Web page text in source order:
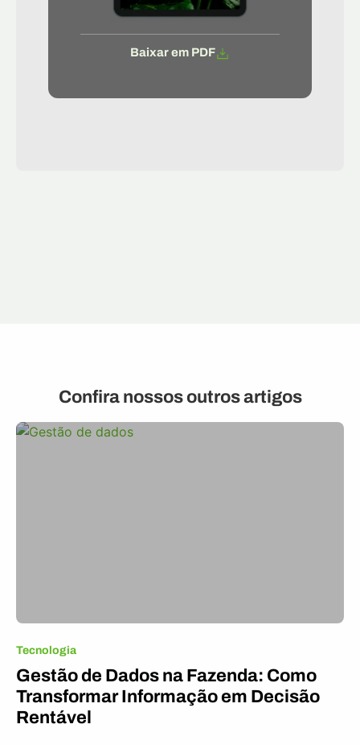
Baixar em PDF
Confira nossos outros artigos
Tecnologia
Gestão de Dados na Fazenda: Como
Transformar Informação em Decisão
Rentável